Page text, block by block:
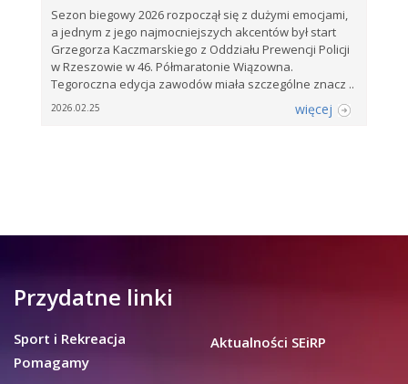
Sezon biegowy 2026 rozpoczął się z dużymi emocjami,
a jednym z jego najmocniejszych akcentów był start
Grzegorza Kaczmarskiego z Oddziału Prewencji Policji
w Rzeszowie w 46. Półmaratonie Wiązowna.
Tegoroczna edycja zawodów miała szczególne znacz ..
2026.02.25 więcej
Przydatne linki
Sport i Rekreacja
Pomagamy
Aktualności SEiRP